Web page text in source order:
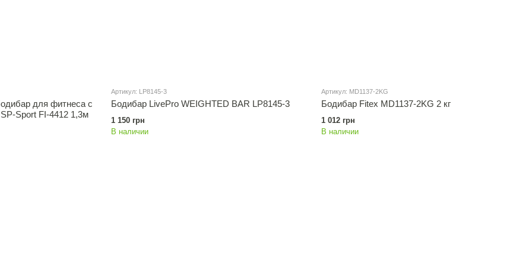
для фитнеса с
Sport FI-4412 1,3м
Артикул: LP8145-3
Бодибар LivePro WEIGHTED BAR LP8145-3
1 150 грн
В наличии
Артикул: MD1137-2KG
Бодибар Fitex MD1137-2KG 2 кг
1 012 грн
В наличии